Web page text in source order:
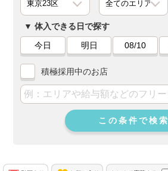
体入できる日で探す
今日
明日 08/10
積極採用中のお店
この条件で検索